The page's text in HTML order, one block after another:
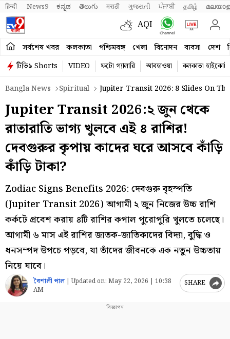
हिन्दी News9 ಕನ್ನಡ తెలుగు मराठी ગુજરાતી ਪੰਜਾਬੀ தமிழ்
AQI
সর্বশেষ খবর কলকাতা পশ্চিমবঙ্গ খেলা বিনোদন ব্যবসা দেশ
টিভি৯ Shorts VIDEO ফটো গ্যালারি আবহাওয়া
কলকাতা হাইকোর্ট
Bangla News
Spiritual Jupiter Transit 2026: 8 Slides On
Jupiter Transit 2026:২ জুন থেকে
রাতারাতি ভাগ্য খুলবে এই ৪ রাশির!
দেবগুরুর কৃপায় কাদের ঘরে আসবে কাঁড়ি
কাঁড়ি টাকা?
Zodiac Signs Benefits 2026: দেবগুরু বৃহস্পতি
(Jupiter Transit 2026) আগামী ২ জুন নিজের উচ্চ রাশি
কর্কটে প্রবেশ করায় ৪টি রাশির কপাল পুরোপুরি খুলতে চলেছে।
আগামী ৬ মাস এই রাশির জাতক-জাতিকাদের বিদ্যা, বুদ্ধি ও
ধনসম্পদ উপচে পড়বে, যা তাঁদের জীবনকে এক নতুন উচ্চতায়
নিয়ে যাবে।
বৈশালী পাল |Updated on: May 22, 2026 | 10:38
AM
SHARE